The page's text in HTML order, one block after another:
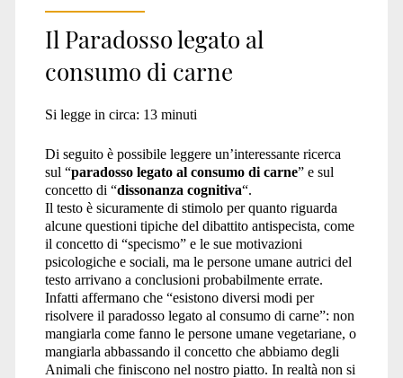
<span>Mangiare
carne
amare
gli
Il Paradosso legato al
consumo di carne
Si legge in circa: 13 minuti
Di seguito è possibile leggere un’interessante ricerca
sul “paradosso legato al consumo di carne” e sul
concetto di “dissonanza cognitiva“.
Il testo è sicuramente di stimolo per quanto riguarda
alcune questioni tipiche del dibattito antispecista, come
il concetto di “specismo” e le sue motivazioni
psicologiche e sociali, ma le persone umane autrici del
testo arrivano a conclusioni probabilmente errate.
Infatti affermano che “esistono diversi modi per
risolvere il paradosso legato al consumo di carne”: non
mangiarla come fanno le persone umane vegetariane, o
mangiarla abbassando il concetto che abbiamo degli
Animali che finiscono nel nostro piatto. In realtà non si